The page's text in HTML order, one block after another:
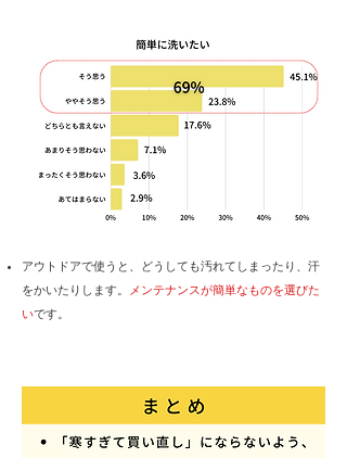
​アウトドアで使うと、どうしても汚れてしまったり、汗
をかいたりします。
メンテナンスが簡単なものを選びた
いです。